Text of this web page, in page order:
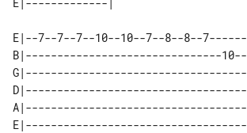
E|--7--7--7--10--10--7--8--8--7------
B|-------------------------------10--
G|-----------------------------------
D|-----------------------------------
A|-----------------------------------
E|-----------------------------------